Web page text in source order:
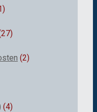
(2)
(4)